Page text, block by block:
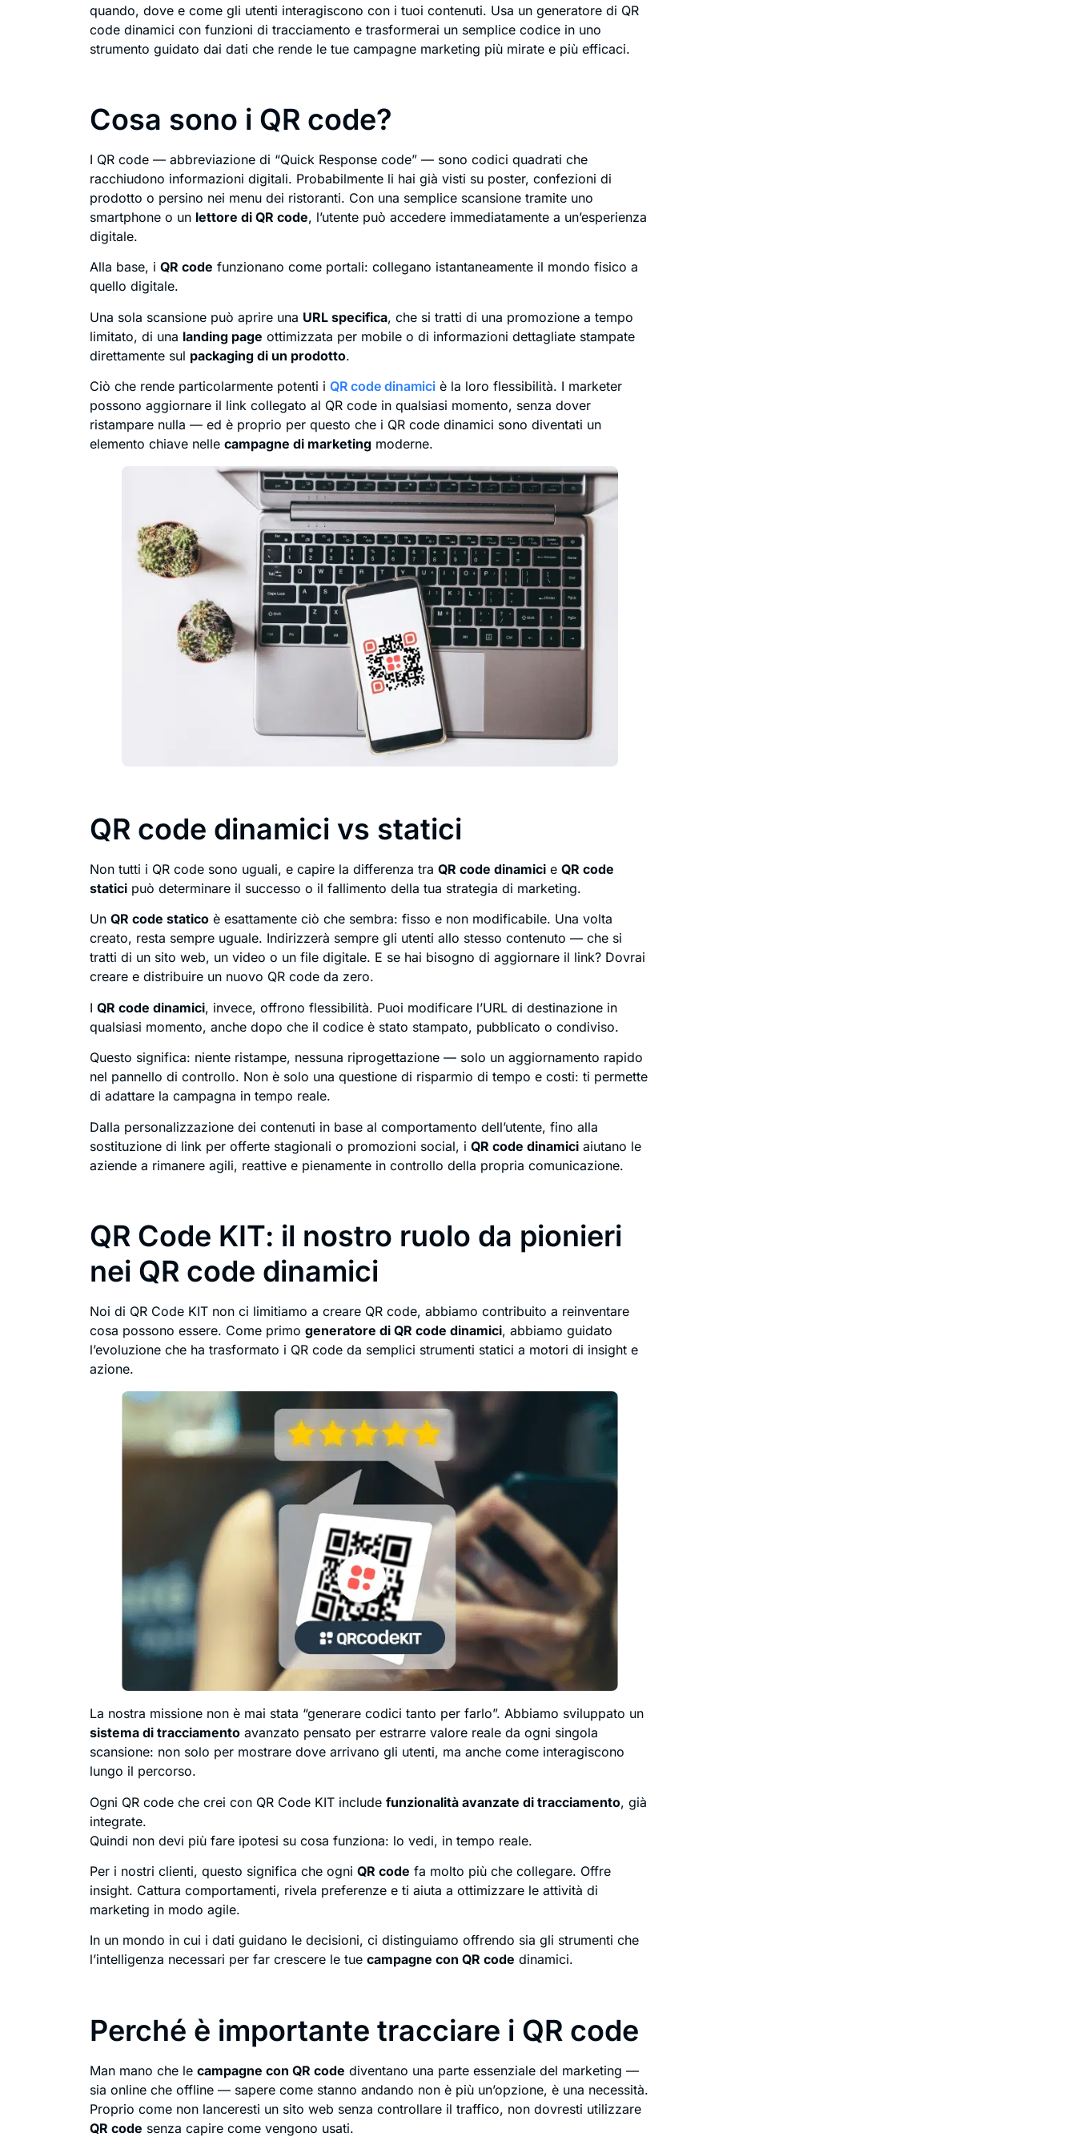
quando, dove e come gli utenti interagiscono con i tuoi contenuti. Usa un generatore di QR
code dinamici con funzioni di tracciamento e trasformerai un semplice codice in uno
strumento guidato dai dati che rende le tue campagne marketing più mirate e più efficaci.
Cosa sono i QR code?
I QR code — abbreviazione di “Quick Response code” — sono codici quadrati che
racchiudono informazioni digitali. Probabilmente li hai già visti su poster, confezioni di
prodotto o persino nei menu dei ristoranti. Con una semplice scansione tramite uno
smartphone o un lettore di QR code, l’utente può accedere immediatamente a un’esperienza
digitale.
Alla base, i QR code funzionano come portali: collegano istantaneamente il mondo fisico a
quello digitale.
Una sola scansione può aprire una URL specifica, che si tratti di una promozione a tempo
limitato, di una landing page ottimizzata per mobile o di informazioni dettagliate stampate
direttamente sul packaging di un prodotto.
Ciò che rende particolarmente potenti i QR code dinamici è la loro flessibilità. I marketer
possono aggiornare il link collegato al QR code in qualsiasi momento, senza dover
ristampare nulla — ed è proprio per questo che i QR code dinamici sono diventati un
elemento chiave nelle campagne di marketing moderne.
QR code dinamici vs statici
Non tutti i QR code sono uguali, e capire la differenza tra QR code dinamici e QR code
statici può determinare il successo o il fallimento della tua strategia di marketing.
Un QR code statico è esattamente ciò che sembra: fisso e non modificabile. Una volta
creato, resta sempre uguale. Indirizzerà sempre gli utenti allo stesso contenuto — che si
tratti di un sito web, un video o un file digitale. E se hai bisogno di aggiornare il link? Dovrai
creare e distribuire un nuovo QR code da zero.
I QR code dinamici, invece, offrono flessibilità. Puoi modificare l’URL di destinazione in
qualsiasi momento, anche dopo che il codice è stato stampato, pubblicato o condiviso.
Questo significa: niente ristampe, nessuna riprogettazione — solo un aggiornamento rapido
nel pannello di controllo. Non è solo una questione di risparmio di tempo e costi: ti permette
di adattare la campagna in tempo reale.
Dalla personalizzazione dei contenuti in base al comportamento dell’utente, fino alla
sostituzione di link per offerte stagionali o promozioni social, i QR code dinamici aiutano le
aziende a rimanere agili, reattive e pienamente in controllo della propria comunicazione.
QR Code KIT: il nostro ruolo da pionieri
nei QR code dinamici
Noi di QR Code KIT non ci limitiamo a creare QR code, abbiamo contribuito a reinventare
cosa possono essere. Come primo generatore di QR code dinamici, abbiamo guidato
l’evoluzione che ha trasformato i QR code da semplici strumenti statici a motori di insight e
azione.
La nostra missione non è mai stata “generare codici tanto per farlo”. Abbiamo sviluppato un
sistema di tracciamento avanzato pensato per estrarre valore reale da ogni singola
scansione: non solo per mostrare dove arrivano gli utenti, ma anche come interagiscono
lungo il percorso.
Ogni QR code che crei con QR Code KIT include funzionalità avanzate di tracciamento, già
integrate.
Quindi non devi più fare ipotesi su cosa funziona: lo vedi, in tempo reale.
Per i nostri clienti, questo significa che ogni QR code fa molto più che collegare. Offre
insight. Cattura comportamenti, rivela preferenze e ti aiuta a ottimizzare le attività di
marketing in modo agile.
In un mondo in cui i dati guidano le decisioni, ci distinguiamo offrendo sia gli strumenti che
l’intelligenza necessari per far crescere le tue campagne con QR code dinamici.
Perché è importante tracciare i QR code
Man mano che le campagne con QR code diventano una parte essenziale del marketing —
sia online che offline — sapere come stanno andando non è più un’opzione, è una necessità.
Proprio come non lanceresti un sito web senza controllare il traffico, non dovresti utilizzare
QR code senza capire come vengono usati.